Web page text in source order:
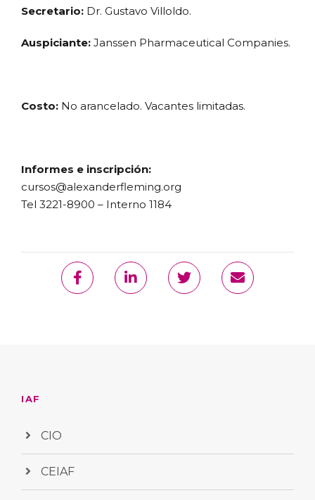
Secretario: Dr. Gustavo Villoldo.
Auspiciante: Janssen Pharmaceutical Companies.
Costo: No arancelado. Vacantes limitadas.
Informes e inscripción:
cursos@alexanderfleming.org
Tel 3221-8900 – Interno 1184
IAF
CIO
CEIAF